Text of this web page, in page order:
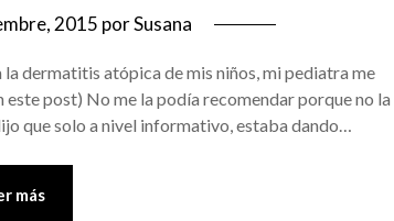
2015 porSusana
dermatitis atópica de mis niños, mi pediatra me
post) No me la podía recomendar porque no la
que solo a nivel informativo, estaba dando…
más